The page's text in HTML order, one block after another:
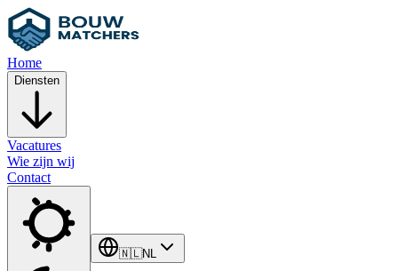
Home
Diensten
Vacatures
Wie zijn wij
Contact
🇳🇱NL